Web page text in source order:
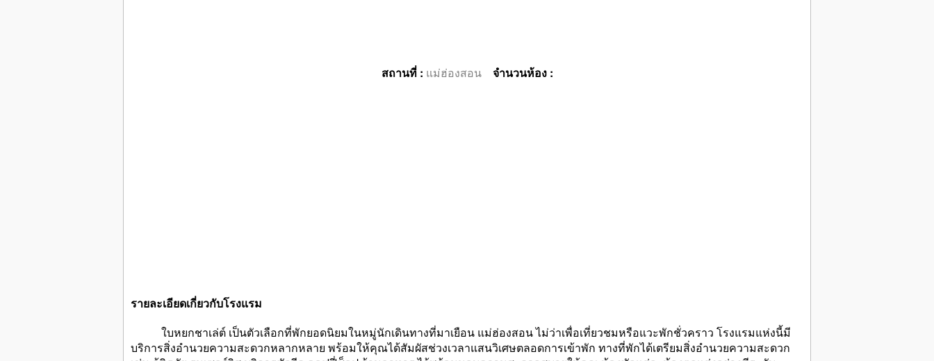
สถานที่ : แม่ฮ่องสอน จำนวนห้อง :
รายละเอียดเกี่ยวกับโรงแรม
ใบหยกชาเล่ต์ เป็นตัวเลือกที่พักยอดนิยมในหมู่นักเดินทางที่มาเยือน แม่ฮ่องสอน ไม่ว่าเพื่อเที่ยวชมหรือแวะพักชั่วคราว โรงแรมแห่งนี้มี
บริการสิ่งอำนวยความสะดวกหลากหลาย พร้อมให้คุณได้สัมผัสช่วงเวลาแสนวิเศษตลอดการเข้าพัก ทางที่พักได้เตรียมสิ่งอำนวยความสะดวก